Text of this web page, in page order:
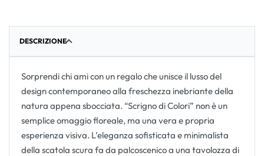
DESCRIZIONE
Sorprendi chi ami con un regalo che unisce il lusso del
design contemporaneo alla freschezza inebriante della
natura appena sbocciata. “Scrigno di Colori” non è un
semplice omaggio floreale, ma una vera e propria
esperienza visiva. L’eleganza sofisticata e minimalista
della scatola scura fa da palcoscenico a una tavolozza di